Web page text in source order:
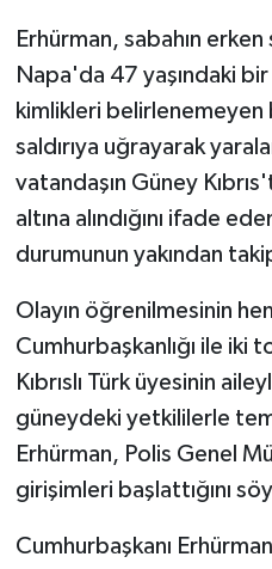
Erhürman, sabahın
Napa'da 47 yaşındaki
kimlikleri belirlenemeyen
saldırıya uğrayarak
vatandaşın Güney
altına alındığını ifade
durumunun yakından
Olayın öğrenilmesinin
Cumhurbaşkanlığı ile iki
Kıbrıslı Türk üyesinin
güneydeki yetkililerle
Erhürman, Polis Genel
girişimleri başlattığını
Cumhurbaşkanı